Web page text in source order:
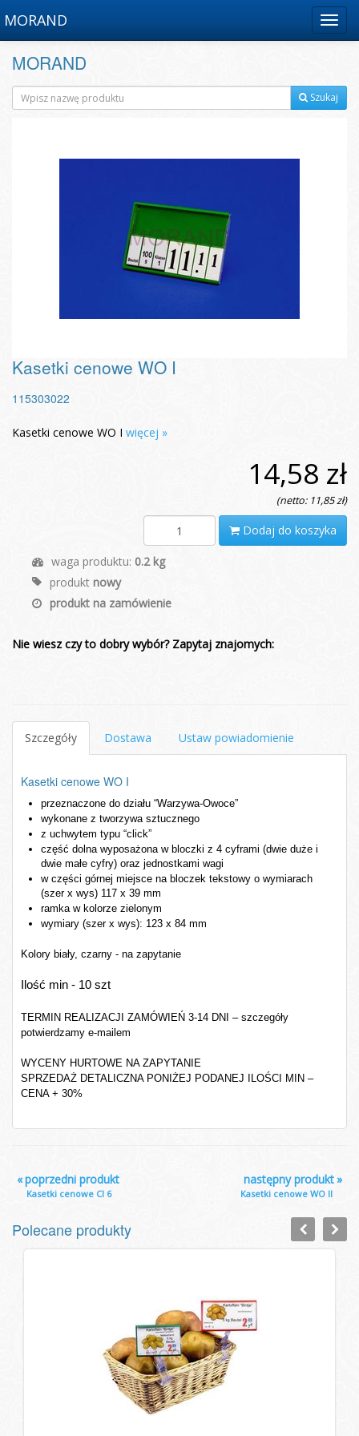
Menu
MORAND
MORAND
Szukaj
Kasetki cenowe WO I
115303022
Kasetki cenowe WO I więcej »
14,58 zł
(netto: 11,85 zł)
Dodaj do koszyka
waga produktu: 0.2 kg
produkt nowy
produkt na zamówienie
Nie wiesz czy to dobry wybór? Zapytaj znajomych:
Szczegóły Dostawa Ustaw powiadomienie
Kasetki cenowe WO I
przeznaczone do działu “Warzywa-Owoce”
wykonane z tworzywa sztucznego
z uchwytem typu “click”
część dolna wyposażona w bloczki z 4 cyframi (dwie duże i
dwie małe cyfry) oraz jednostkami wagi
w części górnej miejsce na bloczek tekstowy o wymiarach
(szer x wys) 117 x 39 mm
ramka w kolorze zielonym
wymiary (szer x wys): 123 x 84 mm
Kolory biały, czarny - na zapytanie
Ilość min - 10 szt
TERMIN REALIZACJI ZAMÓWIEŃ 3-14 DNI – szczegóły
potwierdzamy e-mailem
WYCENY HURTOWE NA ZAPYTANIE
SPRZEDAŻ DETALICZNA PONIŻEJ PODANEJ ILOŚCI MIN –
CENA + 30%
«poprzedni produkt
Kasetki cenowe Cl 6
»
następny produkt
Kasetki cenowe WO II
Polecane produkty